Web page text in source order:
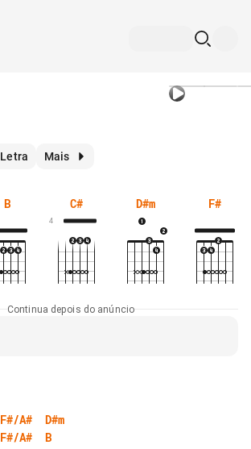
Letra Mais
B C#
4
D#m F#
Continua depois do anúncio
F#/A#
D#m
F#/A# B